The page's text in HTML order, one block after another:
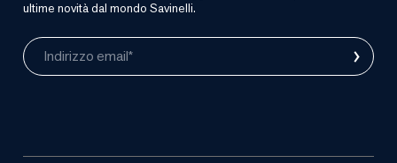
ultime novità dal mondo Savinelli.
Indirizzo email* ›